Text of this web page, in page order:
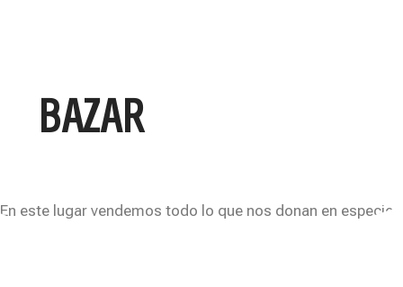
BAZAR
En este lugar vendemos todo lo que nos donan en